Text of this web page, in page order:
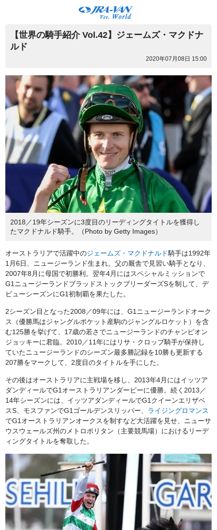
【世界の騎手紹介 Vol.42】ジェームズ・マクドナ
ルド
2020年07月08日 15:00
2018／19年シーズンに3度目のリーディングタイトルを獲得し
たマクドナルド騎手。（Photo by Getty Images）
オーストラリアで活躍中のジェームズ・マクドナルド騎手は1992年
1月6日、ニュージーランド生まれ。父の厩舎で見習い騎手となり、
2007年8月に母国で初勝利。翌年4月にはスペシャルミッションで
G1ニュージーランドブラッドストックブリーダーズSを制して、デ
ビューシーズンにG1初制覇を果たした。
2シーズン目となった2008／09年には、G1ニュージーランドオーク
ス（優勝馬はジャングルポケット産駒のジャングルロケット）を含
む125勝を挙げて、17歳の若さでニュージーランドのチャンピオン
ジョッキーに君臨。2010／11年にはリサ・クロップ騎手が保持し
ていたニュージーランドのシーズン最多勝記録を10勝も更新する
207勝をマークして、2度目のタイトルを手にした。
その後はオーストラリアに主戦場を移し、2013年4月にはイッツア
ダンディールでG1オーストラリアンダービーに優勝。続く2013／
14年シーズンには、イッツアダンディールでG1クイーンエリザベ
スS、モスファンでG1ゴールデンスリッパー、 ライジングロマンス
でG1オーストラリアンオークスを制すなど大活躍を見せ、ニューサ
ウスウェールズ州のメトロポリタン（主要競馬場）におけるリーデ
ィングタイトルを奪取した。